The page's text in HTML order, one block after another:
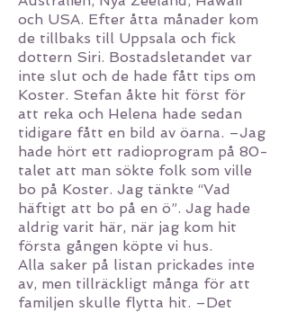
och USA. Efter åtta månader kom
de tillbaks till Uppsala och fick
dottern Siri. Bostadsletandet var
inte slut och de hade fått tips om
Koster. Stefan åkte hit först för
att reka och Helena hade sedan
tidigare fått en bild av öarna. –Jag
hade hört ett radioprogram på 80-
talet att man sökte folk som ville
bo på Koster. Jag tänkte “Vad
häftigt att bo på en ö”. Jag hade
aldrig varit här, när jag kom hit
första gången köpte vi hus.
Alla saker på listan prickades inte
av, men tillräckligt många för att
familjen skulle flytta hit. –Det